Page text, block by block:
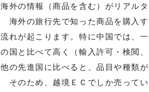
海外の情報（商品を含む）がリアル
海外の旅行先で知った商品を購入
流れが起こります。特に中国では、
の国と比べて高く（輸入許可・検閲
他の先進国に比べると、品目や種類
そのため、越境ＥＣでしか売って